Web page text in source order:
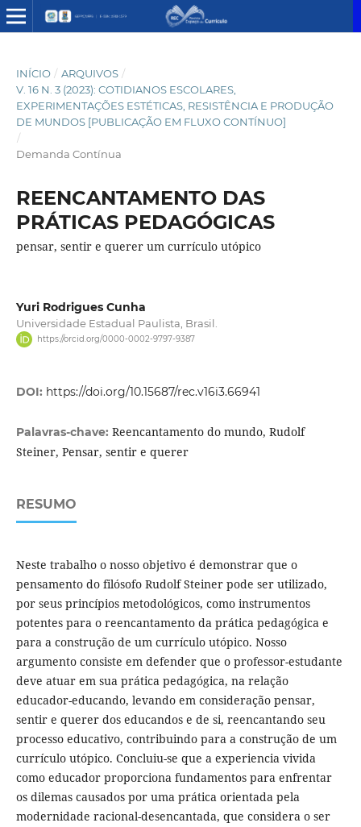
INÍCIO / ARQUIVOS /
V. 16 N. 3 (2023): COTIDIANOS ESCOLARES,
EXPERIMENTAÇÕES ESTÉTICAS, RESISTÊNCIA E PRODUÇÃO
DE MUNDOS [PUBLICAÇÃO EM FLUXO CONTÍNUO]
/
Demanda Contínua
REENCANTAMENTO DAS
PRÁTICAS PEDAGÓGICAS
pensar, sentir e querer um currículo utópico
Yuri Rodrigues Cunha
Universidade Estadual Paulista, Brasil.
https://orcid.org/0000-0002-9797-9387
DOI: https://doi.org/10.15687/rec.v16i3.66941
Palavras-chave: Reencantamento do mundo, Rudolf
Steiner, Pensar, sentir e querer
RESUMO
Neste trabalho o nosso objetivo é demonstrar que o
pensamento do filósofo Rudolf Steiner pode ser utilizado,
por seus princípios metodológicos, como instrumentos
potentes para o reencantamento da prática pedagógica e
para a construção de um currículo utópico. Nosso
argumento consiste em defender que o professor-estudante
deve atuar em sua prática pedagógica, na relação
educador-educando, levando em consideração pensar,
sentir e querer dos educandos e de si, reencantando seu
processo educativo, contribuindo para a construção de um
currículo utópico. Concluiu-se que a experiencia vivida
como educador proporciona fundamentos para enfrentar
os dilemas causados por uma prática orientada pela
modernidade racional-desencantada, que considera o ser